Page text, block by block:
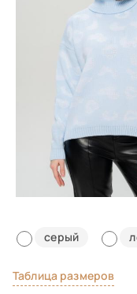
серый
Таблица размеров